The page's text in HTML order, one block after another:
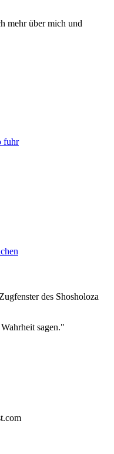
mehr über mich und
fuhr
sagen."